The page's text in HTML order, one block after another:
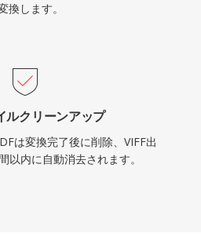
換します。
ルクリーンアップ
は変換完了後に削除、VIFF出
以内に自動消去されます。